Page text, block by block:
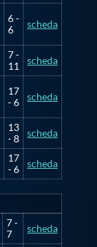
6 -
6
scheda
7 -
11
scheda
17
- 6
scheda
13
- 8
scheda
17
- 6
scheda
7 -
7
scheda